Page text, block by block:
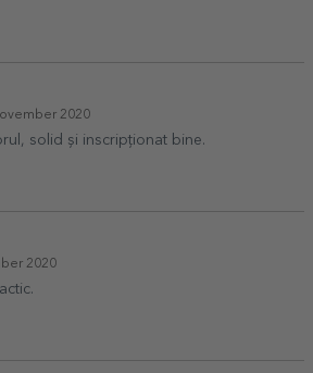
2020
solid și inscripționat bine.
2020